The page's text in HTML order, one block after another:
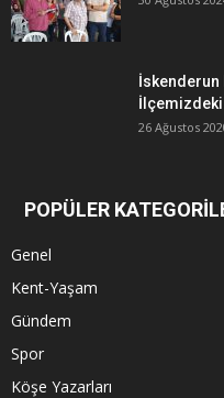
İskenderun
İlçemizdeki
26 Ağustos
POPÜLER
Genel
Kent-Yaşam
Gündem
Spor
Köşe Yazarları